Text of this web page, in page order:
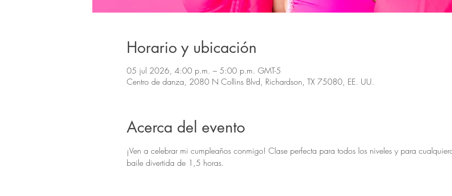
Horario y ubicación
05 jul 2026, 4:00 p.m. – 5:00 p.m. GMT-5
Centro de danza, 2080 N Collins Blvd, Richardson, TX 75080, EE. UU.
Acerca del evento
¡Ven a celebrar mi cumpleaños conmigo! Clase perfecta para todos los niveles y para
baile divertida de 1,5 horas.